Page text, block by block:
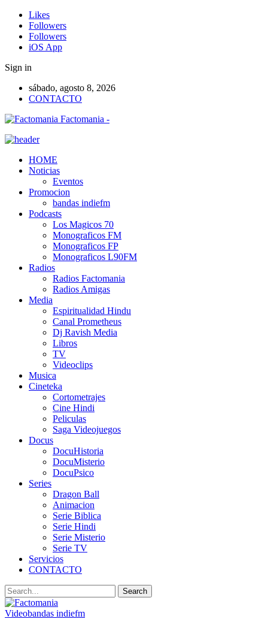
Likes
Followers
Followers
iOS App
Sign in
sábado, agosto 8, 2026
CONTACTO
Factomania -
HOME
Noticias
Eventos
Promocion
bandas indiefm
Podcasts
Los Magicos 70
Monograficos FM
Monograficos FP
Monograficos L90FM
Radios
Radios Factomania
Radios Amigas
Media
Espiritualidad Hindu
Canal Prometheus
Dj Ravish Media
Libros
TV
Videoclips
Musica
Cineteka
Cortometrajes
Cine Hindi
Peliculas
Saga Videojuegos
Docus
DocuHistoria
DocuMisterio
DocuPsico
Series
Dragon Ball
Animacion
Serie Biblica
Serie Hindi
Serie Misterio
Serie TV
Servicios
CONTACTO
Videobandas indiefm